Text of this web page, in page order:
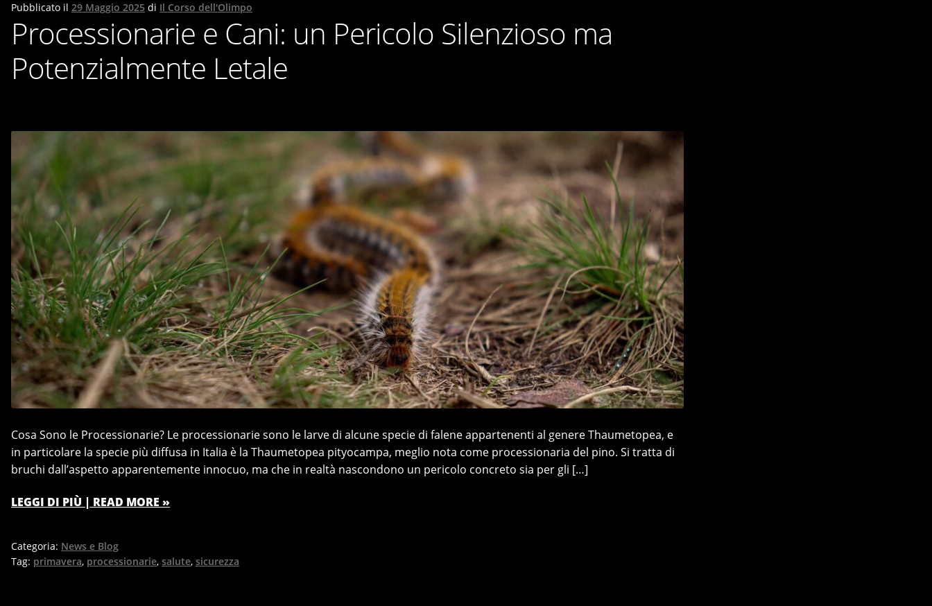
Pubblicato il 29 Maggio 2025 di Il Corso dell'Olimpo
Processionarie e Cani: un Pericolo Silenzioso ma
Potenzialmente Letale
Cosa Sono le Processionarie? Le processionarie sono le larve di alcune specie di falene appartenenti al genere Thaumetopea, e
in particolare la specie più diffusa in Italia è la Thaumetopea pityocampa, meglio nota come processionaria del pino. Si tratta di
bruchi dall’aspetto apparentemente innocuo, ma che in realtà nascondono un pericolo concreto sia per gli […]
LEGGI DI PIÙ | READ MORE »
Categoria: News e Blog
Tag: primavera, processionarie, salute, sicurezza